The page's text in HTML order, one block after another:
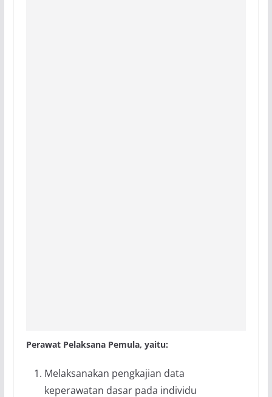
Perawat Pelaksana Pemula, yaitu:
Melaksanakan pengkajian data
keperawatan dasar pada individu